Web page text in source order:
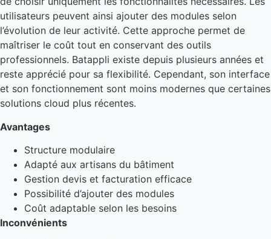
utilisateurs peuvent ainsi ajouter des modules selon
l’évolution de leur activité. Cette approche permet de
maîtriser le coût tout en conservant des outils
professionnels. Batappli existe depuis plusieurs années et
reste apprécié pour sa flexibilité. Cependant, son interface
et son fonctionnement sont moins modernes que certaines
solutions cloud plus récentes.
Avantages
Structure modulaire
Adapté aux artisans du bâtiment
Gestion devis et facturation efficace
Possibilité d’ajouter des modules
Coût adaptable selon les besoins
Inconvénients